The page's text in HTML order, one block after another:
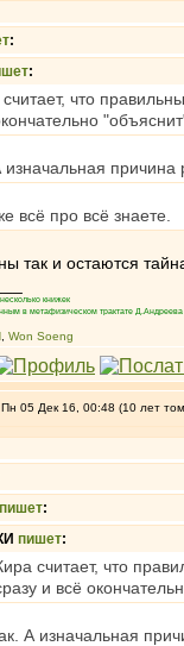
:
:
что
изначальная причина
всё про всё знаете.
так и остаются
книжек
в метафизическом трактате
Won Soeng
05 Дек 16, 00:48 (10 лет
пишет:
пишет:
считает, что
и всё
А изначальная